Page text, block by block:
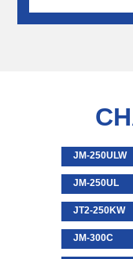
JM-250ULW
JM-250UL
JT2-250KW
JM-300C